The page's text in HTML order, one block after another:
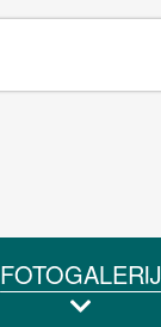
FOTOGALERIJ